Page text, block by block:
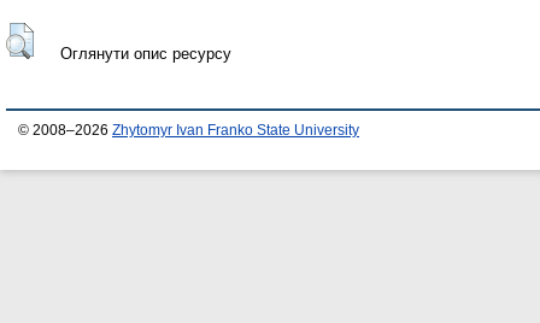
Оглянути опис ресурсу
© 2008–2026 Zhytomyr Ivan Franko State University